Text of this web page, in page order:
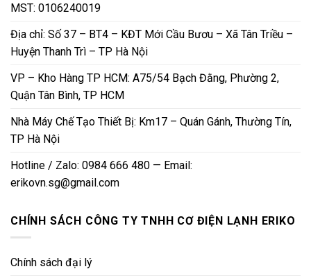
MST: 0106240019
Địa chỉ: Số 37 – BT4 – KĐT Mới Cầu Bươu – Xã Tân Triều –
Huyện Thanh Trì – TP Hà Nội
VP – Kho Hàng TP HCM: A75/54 Bạch Đằng, Phường 2,
Quận Tân Bình, TP HCM
Nhà Máy Chế Tạo Thiết Bị: Km17 – Quán Gánh, Thường Tín,
TP Hà Nội
Hotline / Zalo: 0984 666 480 — Email:
erikovn.sg@gmail.com
CHÍNH SÁCH CÔNG TY TNHH CƠ ĐIỆN LẠNH ERIKO
Chính sách đại lý